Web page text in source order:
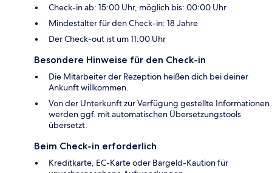
Check-in ab: 15:00 Uhr, möglich bis: 00:00 Uhr
Mindestalter für den Check-in: 18 Jahre
Der Check-out ist um 11:00 Uhr
Besondere Hinweise für den Check-in
Die Mitarbeiter der Rezeption heißen dich bei deiner
Ankunft willkommen.
Von der Unterkunft zur Verfügung gestellte Informationen
werden ggf. mit automatischen Übersetzungstools
übersetzt.
Beim Check-in erforderlich
Kreditkarte, EC-Karte oder Bargeld-Kaution für